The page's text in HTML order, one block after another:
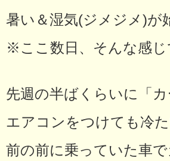
暑い＆湿気(ジメジメ)が
※ここ数日、そんな感じ
先週の半ばくらいに「
エアコンをつけても冷
前の前に乗っていた車